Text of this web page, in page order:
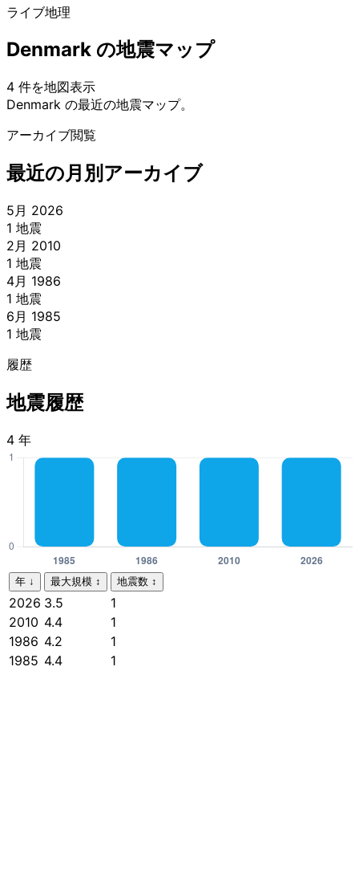
ライブ地理
Denmark の地震マップ
4 件を地図表示
−
Denmark の最近の地震マップ。
アーカイブ閲覧
最近の月別アーカイブ
5月 2026
1 地震
2月 2010
1 地震
4月 1986
1 地震
6月 1985
1 地震
履歴
地震履歴
4 年
年 ↓ 最大規模 ↕ 地震数 ↕
2026 3.5
1
2010 4.4
1
1986 4.2
1
1985 4.4 1